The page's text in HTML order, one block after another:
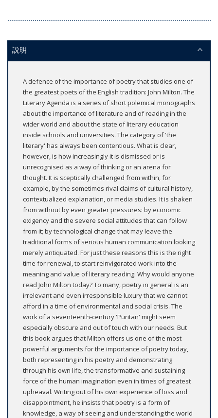
説明
A defence of the importance of poetry that studies one of
the greatest poets of the English tradition: John Milton. The
Literary Agenda is a series of short polemical monographs
about the importance of literature and of reading in the
wider world and about the state of literary education
inside schools and universities. The category of 'the
literary' has always been contentious. What is clear,
however, is how increasingly it is dismissed or is
unrecognised as a way of thinking or an arena for
thought. It is sceptically challenged from within, for
example, by the sometimes rival claims of cultural history,
contextualized explanation, or media studies. It is shaken
from without by even greater pressures: by economic
exigency and the severe social attitudes that can follow
from it; by technological change that may leave the
traditional forms of serious human communication looking
merely antiquated. For just these reasons this is the right
time for renewal, to start reinvigorated work into the
meaning and value of literary reading. Why would anyone
read John Milton today? To many, poetry in general is an
irrelevant and even irresponsible luxury that we cannot
afford in a time of environmental and social crisis. The
work of a seventeenth-century 'Puritan' might seem
especially obscure and out of touch with our needs. But
this book argues that Milton offers us one of the most
powerful arguments for the importance of poetry today,
both representing in his poetry and demonstrating
through his own life, the transformative and sustaining
force of the human imagination even in times of greatest
upheaval. Writing out of his own experience of loss and
disappointment, he insists that poetry is a form of
knowledge, a way of seeing and understanding the world